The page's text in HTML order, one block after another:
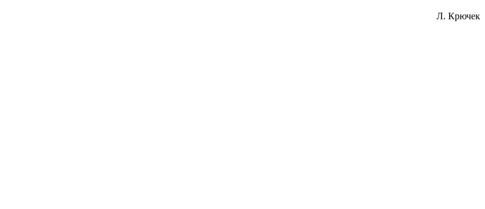
Л. Крючек